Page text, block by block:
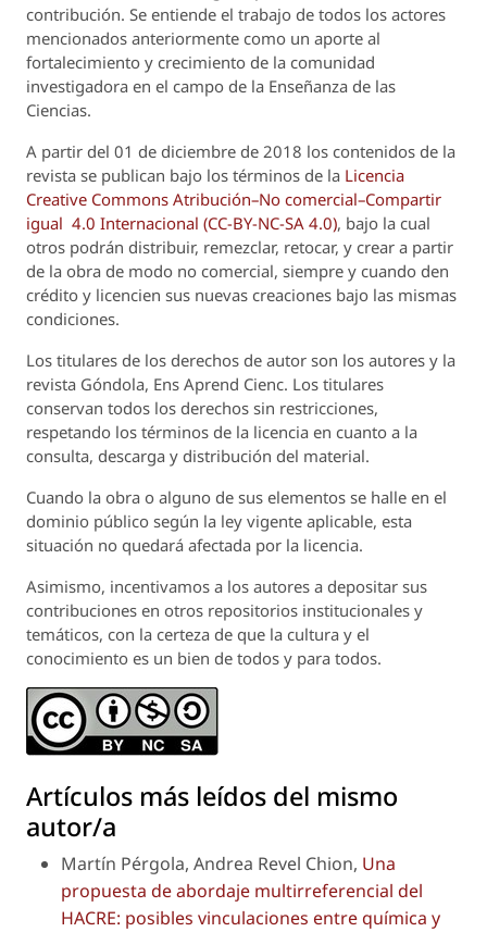
contribución. Se entiende el trabajo de todos los actores
mencionados anteriormente como un aporte al
fortalecimiento y crecimiento de la comunidad
investigadora en el campo de la Enseñanza de las
Ciencias.
A partir del 01 de diciembre de 2018 los contenidos de la
revista se publican bajo los términos de la Licencia
Creative Commons Atribución–No comercial–Compartir
igual 4.0 Internacional (CC-BY-NC-SA 4.0), bajo la cual
otros podrán distribuir, remezclar, retocar, y crear a partir
de la obra de modo no comercial, siempre y cuando den
crédito y licencien sus nuevas creaciones bajo las mismas
condiciones.
Los titulares de los derechos de autor son los autores y la
revista Góndola, Ens Aprend Cienc. Los titulares
conservan todos los derechos sin restricciones,
respetando los términos de la licencia en cuanto a la
consulta, descarga y distribución del material.
Cuando la obra o alguno de sus elementos se halle en el
dominio público según la ley vigente aplicable, esta
situación no quedará afectada por la licencia.
Asimismo, incentivamos a los autores a depositar sus
contribuciones en otros repositorios institucionales y
temáticos, con la certeza de que la cultura y el
conocimiento es un bien de todos y para todos.
Artículos más leídos del mismo
autor/a
Martín Pérgola, Andrea Revel Chion, Una
propuesta de abordaje multirreferencial del
HACRE: posibles vinculaciones entre química y